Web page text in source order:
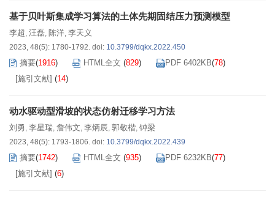
基于贝叶斯集成学习算法的土体先期固结压力预测模型
李超, 汪磊, 陈洋, 李天义
2023, 48(5): 1780-1792. doi: 10.3799/dqkx.2022.450
摘要(1916) HTML全文 (829) PDF 6402KB(78)
[施引文献] (14)
动水驱动型滑坡的状态仿射迁移学习方法
刘勇, 李星瑞, 詹伟文, 李炳辰, 郭敬楷, 钟梁
2023, 48(5): 1793-1806. doi: 10.3799/dqkx.2022.439
摘要(1742) HTML全文 (935) PDF 6232KB(77)
[施引文献] (6)